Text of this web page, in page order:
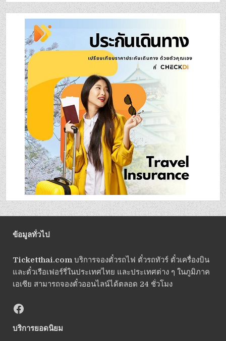
ข้อมูลทั่วไป
Ticketthai.comบริการจองตั๋วรถไฟ ตั๋วรถทัวร์ ตั๋วเครื่องบิน
และตั๋วเรือเฟอร์รี่ในประเทศไทย และประเทศต่าง ๆ ในภูมิภาค
เอเซีย สามารถจองตั๋วออนไลน์ได้ตลอด 24 ชั่วโมง
บริการยอดนิยม